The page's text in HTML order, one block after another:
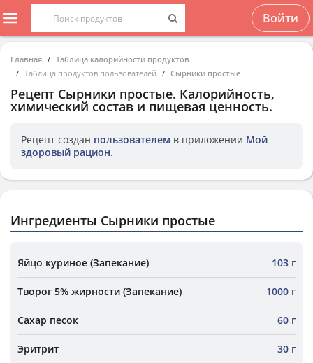
Войти
Главная
Таблица калорийности продуктов
Таблица продуктов пользователей
Сырники простые
Рецепт Сырники простые. Калорийность,
химический состав и пищевая ценность.
Рецепт создан пользователем в приложении Мой
здоровый рацион.
Ингредиенты Сырники простые
Яйцо куриное (Запекание) 103 г
Творог 5% жирности (Запекание) 1000 г
Сахар песок 60 г
Эритрит 30 г